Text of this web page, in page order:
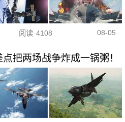
阅读 4108 08-05
把两场战争炸成一锅粥！